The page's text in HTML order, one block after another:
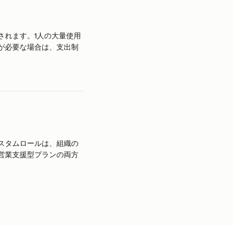
ます。1人の大量使用
必要な場合は、支出制
タムロールは、組織の
業支援型プランの両方